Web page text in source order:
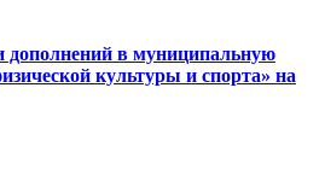
дополнений в муниципальную
культуры и спорта» на